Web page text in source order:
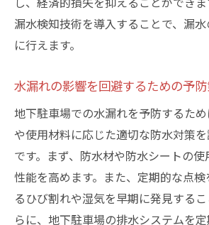
漏水検知技術を導入することで、漏
に行えます。
水漏れの影響を回避するための予
地下駐車場での水漏れを予防するた
や使用材料に応じた適切な防水対策
です。まず、防水材や防水シートの
性能を高めます。また、定期的な点
るひび割れや湿気を早期に発見する
らに、地下駐車場の排水システムを